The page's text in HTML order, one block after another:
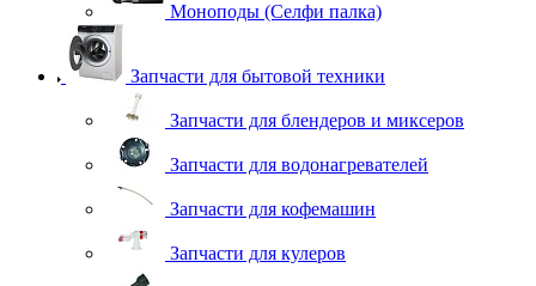
Моноподы (Селфи палка)
Запчасти для бытовой техники
Запчасти для блендеров и миксеров
Запчасти для водонагревателей
Запчасти для кофемашин
Запчасти для кулеров